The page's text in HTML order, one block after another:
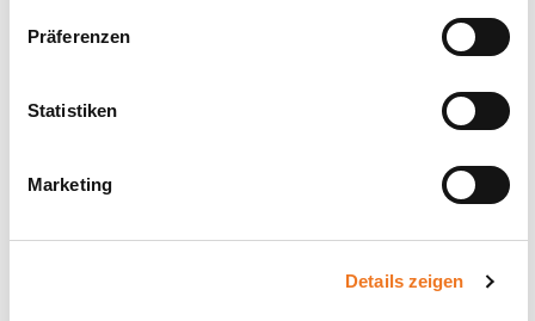
haben oder die sie im Rahmen Ihrer Nutzung der Dienste
gesammelt haben.
Präferenzen
Statistiken
Marketing
Details zeigen